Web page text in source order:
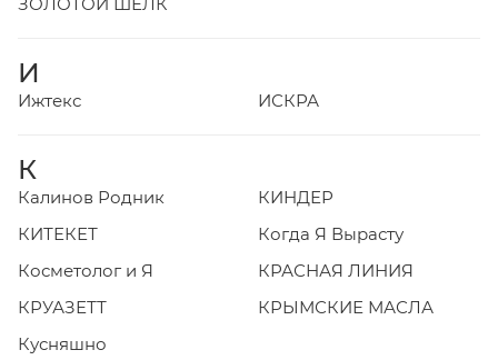
И
Ижтекс ИСКРА
К
Калинов Родник
КИНДЕР
КИТЕКЕТ
Когда Я Вырасту
Косметолог и Я
КРАСНАЯ ЛИНИЯ
КРУАЗЕТТ
КРЫМСКИЕ МАСЛА
Кусняшно